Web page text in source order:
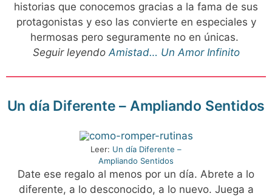
historias que conocemos gracias a la fama de sus
protagonistas y eso las convierte en especiales y
hermosas pero seguramente no en únicas.
Seguir leyendo Amistad… Un Amor Infinito
Un día Diferente – Ampliando Sentidos
Leer: Un día Diferente –
Ampliando Sentidos
Date ese regalo al menos por un día. Abrete a lo
diferente, a lo desconocido, a lo nuevo. Juega a